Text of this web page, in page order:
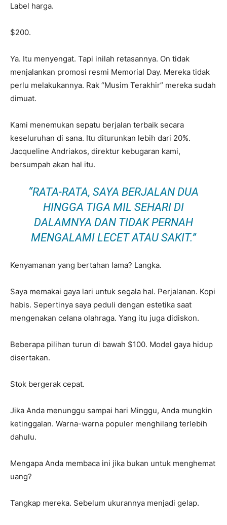
Label harga.
$200.
Ya. Itu menyengat. Tapi inilah retasannya. On tidak
menjalankan promosi resmi Memorial Day. Mereka tidak
perlu melakukannya. Rak “Musim Terakhir” mereka sudah
dimuat.
Kami menemukan sepatu berjalan terbaik secara
keseluruhan di sana. Itu diturunkan lebih dari 20%.
Jacqueline Andriakos, direktur kebugaran kami,
bersumpah akan hal itu.
“RATA-RATA, SAYA BERJALAN DUA
HINGGA TIGA MIL SEHARI DI
DALAMNYA DAN TIDAK PERNAH
MENGALAMI LECET ATAU SAKIT.”
Kenyamanan yang bertahan lama? Langka.
Saya memakai gaya lari untuk segala hal. Perjalanan. Kopi
habis. Sepertinya saya peduli dengan estetika saat
mengenakan celana olahraga. Yang itu juga didiskon.
Beberapa pilihan turun di bawah $100. Model gaya hidup
disertakan.
Stok bergerak cepat.
Jika Anda menunggu sampai hari Minggu, Anda mungkin
ketinggalan. Warna-warna populer menghilang terlebih
dahulu.
Mengapa Anda membaca ini jika bukan untuk menghemat
uang?
Tangkap mereka. Sebelum ukurannya menjadi gelap.